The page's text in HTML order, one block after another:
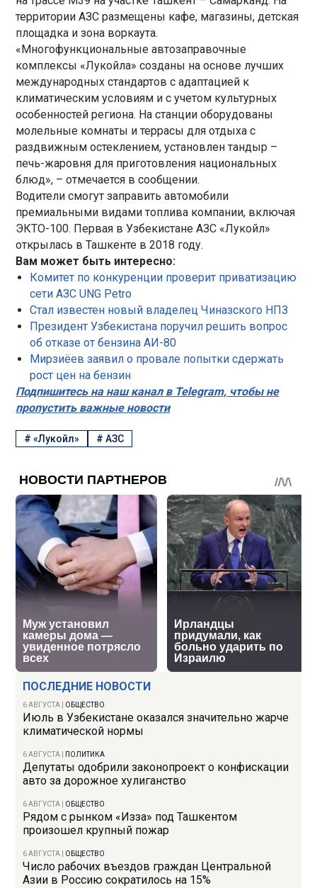
ПОСЛЕДНИЕ НОВОСТИ
6 АВГУСТА ОБЩЕСТВО
Июль в Узбекистане оказался значительно жарче
климатической нормы
6 АВГУСТА ПОЛИТИКА
Депутаты одобрили законопроект о конфискации
авто за дорожное хулиганство
6 АВГУСТА ОБЩЕСТВО
Рядом с рынком «Изза» под Ташкентом
произошел крупный пожар
6 АВГУСТА ОБЩЕСТВО
Число рабочих въездов граждан Центральной
Азии в Россию сократилось на 15%
территории АЗС размещены кафе, магазины, детская
площадка и зона воркаута.
«Многофункциональные автозаправочные
комплексы «Лукойла» созданы на основе лучших
международных стандартов с адаптацией к
климатическим условиям и с учетом культурных
особенностей региона. На станции оборудованы
молельные комнаты и террасы для отдыха с
раздвижным остеклением, установлен тандыр –
печь-жаровня для приготовления национальных
блюд», – отмечается в сообщении.
Водители смогут заправить автомобили
премиальными видами топлива компании, включая
ЭКТО-100. Первая в Узбекистане АЗС «Лукойл»
открылась в Ташкенте в 2018 году.
Вам может быть интересно:
Комитет по конкуренции проверит приватизацию
сети АЗС UNG Petro
Стал известен новый владелец Чиназского НПЗ
Президент Узбекистана поручил решить вопрос
об отказе от бензина АИ-80
Мирзиёев заявил о провале попытки сдержать
рост цен на бензин
Подпишитесь на наш канал в Telegram, чтобы не
пропустить важные новости
#«Лукойл» #АЗС